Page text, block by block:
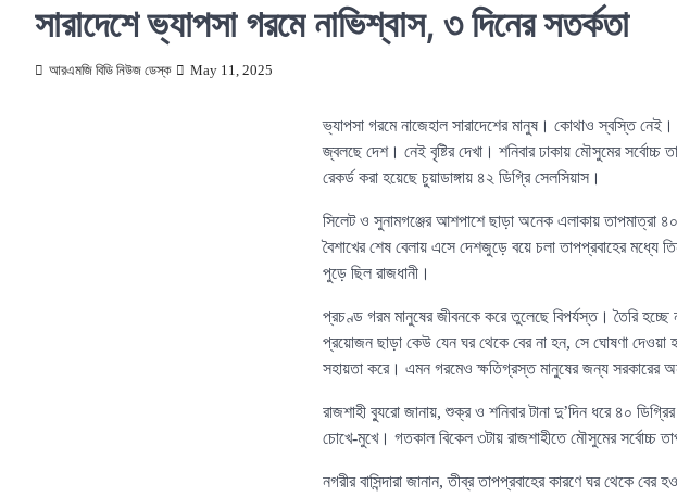
সারাদেশে ভ্যাপসা গরমে নাভিশ্বাস, ৩ দিনের সতর্কতা
আরএমজি বিডি নিউজ ডেস্ক May 11, 2025
ভ্যাপসা গরমে নাজেহাল সারাদেশের মানুষ। কোথাও স্বস্তি
জ্বলছে দেশ। নেই বৃষ্টির দেখা। শনিবার ঢাকায় মৌসুমের সর্বোচ্চ
রেকর্ড করা হয়েছে চুয়াডাঙ্গায় ৪২ ডিগ্রি সেলসিয়াস।
সিলেট ও সুনামগঞ্জের আশপাশে ছাড়া অনেক এলাকায় তাপমাত্রা
বৈশাখের শেষ বেলায় এসে দেশজুড়ে বয়ে চলা তাপপ্রবাহের মধ্যে
পুড়ে ছিল রাজধানী।
প্রচণ্ড গরম মানুষের জীবনকে করে তুলেছে বিপর্যস্ত। তৈরি হচ্ছে
প্রয়োজন ছাড়া কেউ যেন ঘর থেকে বের না হন, সে ঘোষণা দেওয়া
সহায়তা করে। এমন গরমেও ক্ষতিগ্রস্ত মানুষের জন্য সরকারের
রাজশাহী ব্যুরো জানায়, শুক্র ও শনিবার টানা দু’দিন ধরে ৪০
চোখে-মুখে। গতকাল বিকেল ৩টায় রাজশাহীতে মৌসুমের সর্বোচ্চ
নগরীর বাসিন্দারা জানান, তীব্র তাপপ্রবাহের কারণে ঘর থেকে